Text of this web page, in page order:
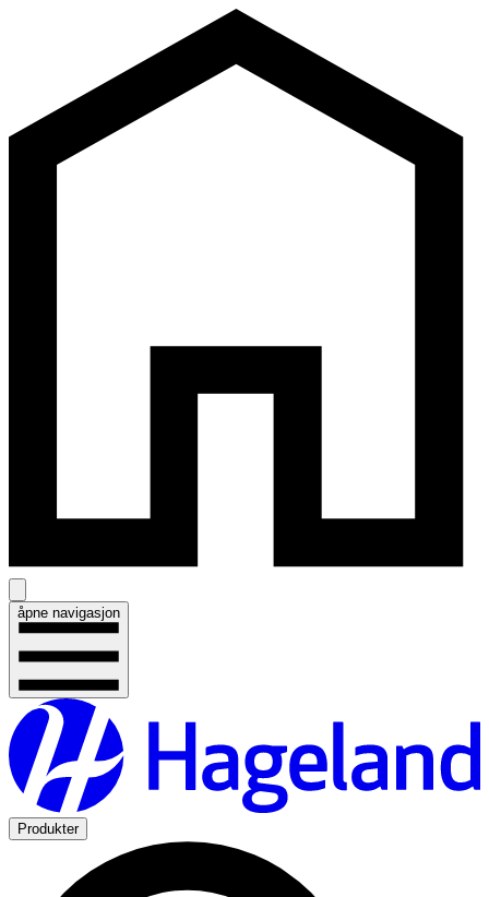
åpne navigasjon
Produkter